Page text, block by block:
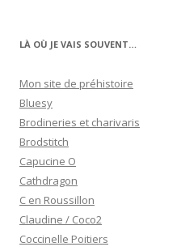
LÀ OÙ JE VAIS SOUVENT…
Mon site de préhistoire
Bluesy
Brodineries et charivaris
Brodstitch
Capucine O
Cathdragon
C en Roussillon
Claudine / Coco2
Coccinelle Poitiers